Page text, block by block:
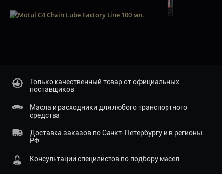
Только качественный товар от официальных
поставщиков
Масла и расходники для любого транспортного
средства
Доставка заказов по Санкт-Петербургу и в регионы
РФ
Консультации специлистов по подбору масел